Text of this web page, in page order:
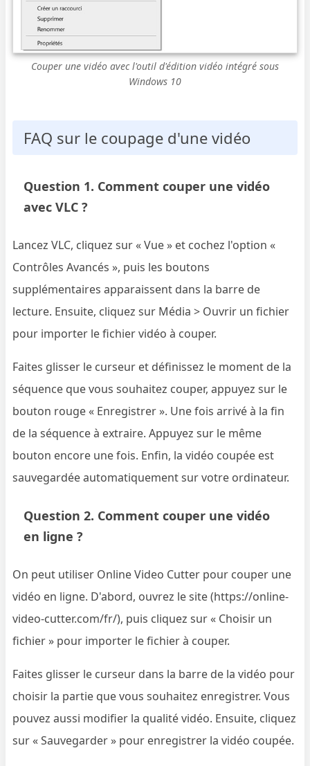
Couper une vidéo avec l'outil d'édition vidéo intégré sous
Windows 10
FAQ sur le coupage d'une vidéo
Question 1. Comment couper une vidéo
avec VLC ?
Lancez VLC, cliquez sur « Vue » et cochez l'option «
Contrôles Avancés », puis les boutons
supplémentaires apparaissent dans la barre de
lecture. Ensuite, cliquez sur Média > Ouvrir un fichier
pour importer le fichier vidéo à couper.
Faites glisser le curseur et définissez le moment de la
séquence que vous souhaitez couper, appuyez sur le
bouton rouge « Enregistrer ». Une fois arrivé à la fin
de la séquence à extraire. Appuyez sur le même
bouton encore une fois. Enfin, la vidéo coupée est
sauvegardée automatiquement sur votre ordinateur.
Question 2. Comment couper une vidéo
en ligne ?
On peut utiliser Online Video Cutter pour couper une
vidéo en ligne. D'abord, ouvrez le site (https://online-
video-cutter.com/fr/), puis cliquez sur « Choisir un
fichier » pour importer le fichier à couper.
Faites glisser le curseur dans la barre de la vidéo pour
choisir la partie que vous souhaitez enregistrer. Vous
pouvez aussi modifier la qualité vidéo. Ensuite, cliquez
sur « Sauvegarder » pour enregistrer la vidéo coupée.